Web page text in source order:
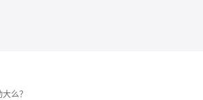
么？